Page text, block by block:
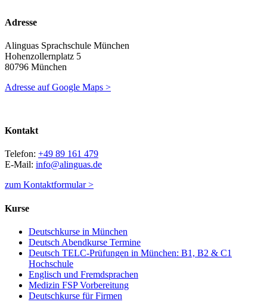
Adresse
Alinguas Sprachschule München
Hohenzollernplatz 5
80796 München
Adresse auf Google Maps >
Kontakt
Telefon: +49 89 161 479
E-Mail: info@alinguas.de
zum Kontaktformular >
Kurse
Deutschkurse in München
Deutsch Abendkurse Termine
Deutsch TELC-Prüfungen in München: B1, B2 & C1
Hochschule
Englisch und Fremdsprachen
Medizin FSP Vorbereitung
Deutschkurse für Firmen